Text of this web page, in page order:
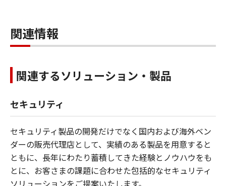
関連情報
関連するソリューション・製品
セキュリティ
セキュリティ製品の開発だけでなく国内および海外ベン
ダーの販売代理店として、実績のある製品を用意すると
ともに、長年にわたり蓄積してきた経験とノウハウをも
とに、お客さまの課題に合わせた包括的なセキュリティ
ソリューションをご提案いたします。